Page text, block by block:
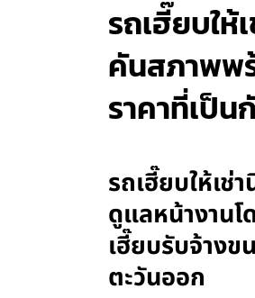
รถเฮี๊ยบให้
คันสภาพพ
ราคาที่เป็น
รถเฮี๊ยบให้เช่
ดูแลหน้างานโ
เฮี๊ยบรับจ้าง
ตะวันออก